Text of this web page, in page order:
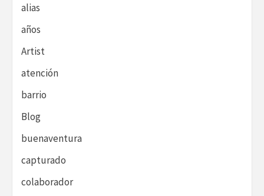
alias
años
Artist
atención
barrio
Blog
buenaventura
capturado
colaborador